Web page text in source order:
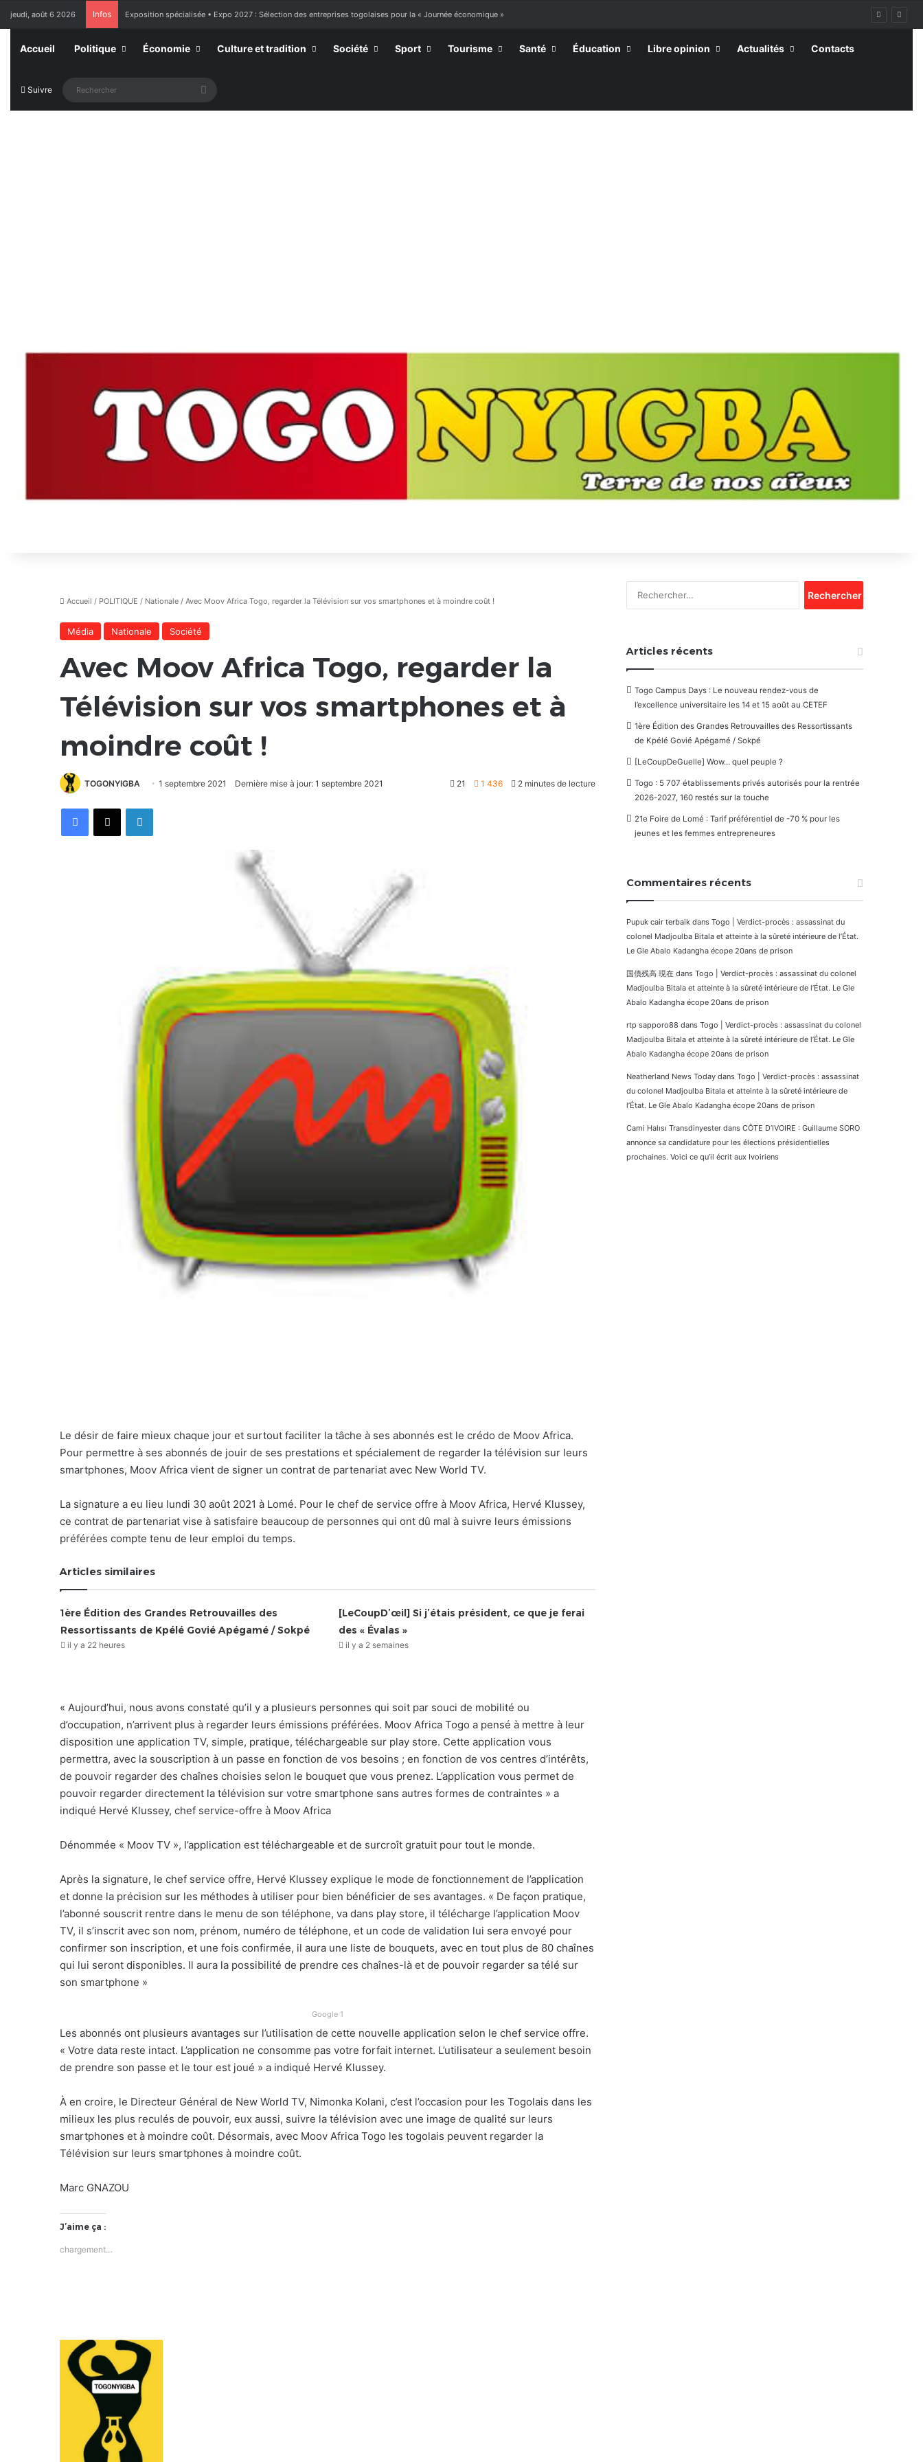
jeudi, août 6 2026 Infos Exposition spécialisée • Expo 2027 : Sélection des entreprises togolaises pour la « Journée économique »
Accueil Politique Économie Culture et tradition Société Sport Tourisme Santé Éducation Libre opinion Actualités Contacts
Suivre Rechercher
Accueil / POLITIQUE / Nationale / Avec Moov Africa Togo, regarder la Télévision sur vos smartphones et à moindre coût !
Média Nationale Société
Avec Moov Africa Togo, regarder la
Télévision sur vos smartphones et à
moindre coût !
TOGONYIGBA 1 septembre 2021 Dernière mise à jour: 1 septembre 2021 21 1 436 2 minutes de lecture
FacebookX Linkedin
Le désir de faire mieux chaque jour et surtout faciliter la tâche à ses abonnés est le crédo de Moov Africa.
Pour permettre à ses abonnés de jouir de ses prestations et spécialement de regarder la télévision sur leurs
smartphones, Moov Africa vient de signer un contrat de partenariat avec New World TV.
La signature a eu lieu lundi 30 août 2021 à Lomé. Pour le chef de service offre à Moov Africa, Hervé Klussey,
ce contrat de partenariat vise à satisfaire beaucoup de personnes qui ont dû mal à suivre leurs émissions
préférées compte tenu de leur emploi du temps.
Articles similaires
1ère Édition des Grandes Retrouvailles des
Ressortissants de Kpélé Govié Apégamé / Sokpé
il y a 22 heures
[LeCoupD’œil] Si j’étais président, ce que je ferai
des « Évalas »
il y a 2 semaines
« Aujourd’hui, nous avons constaté qu’il y a plusieurs personnes qui soit par souci de mobilité ou
d’occupation, n’arrivent plus à regarder leurs émissions préférées. Moov Africa Togo a pensé à mettre à leur
disposition une application TV, simple, pratique, téléchargeable sur play store. Cette application vous
permettra, avec la souscription à un passe en fonction de vos besoins ; en fonction de vos centres d’intérêts,
de pouvoir regarder des chaînes choisies selon le bouquet que vous prenez. L’application vous permet de
pouvoir regarder directement la télévision sur votre smartphone sans autres formes de contraintes » a
indiqué Hervé Klussey, chef service-offre à Moov Africa
Dénommée « Moov TV », l’application est téléchargeable et de surcroît gratuit pour tout le monde.
Après la signature, le chef service offre, Hervé Klussey explique le mode de fonctionnement de l’application
et donne la précision sur les méthodes à utiliser pour bien bénéficier de ses avantages. « De façon pratique,
l’abonné souscrit rentre dans le menu de son téléphone, va dans play store, il télécharge l’application Moov
TV, il s’inscrit avec son nom, prénom, numéro de téléphone, et un code de validation lui sera envoyé pour
confirmer son inscription, et une fois confirmée, il aura une liste de bouquets, avec en tout plus de 80 chaînes
qui lui seront disponibles. Il aura la possibilité de prendre ces chaînes-là et de pouvoir regarder sa télé sur
son smartphone »
Google 1
Les abonnés ont plusieurs avantages sur l’utilisation de cette nouvelle application selon le chef service offre.
« Votre data reste intact. L’application ne consomme pas votre forfait internet. L’utilisateur a seulement besoin
de prendre son passe et le tour est joué » a indiqué Hervé Klussey.
À en croire, le Directeur Général de New World TV, Nimonka Kolani, c’est l’occasion pour les Togolais dans les
milieux les plus reculés de pouvoir, eux aussi, suivre la télévision avec une image de qualité sur leurs
smartphones et à moindre coût. Désormais, avec Moov Africa Togo les togolais peuvent regarder la
Télévision sur leurs smartphones à moindre coût.
Marc GNAZOU
J’aime ça :
chargement…
Articles récents
Togo Campus Days : Le nouveau rendez-vous de
l’excellence universitaire les 14 et 15 août au CETEF
1ère Édition des Grandes Retrouvailles des Ressortissants
de Kpélé Govié Apégamé / Sokpé
[LeCoupDeGuelle] Wow… quel peuple ?
Togo : 5 707 établissements privés autorisés pour la rentrée
2026-2027, 160 restés sur la touche
21e Foire de Lomé : Tarif préférentiel de -70 % pour les
jeunes et les femmes entrepreneures
Commentaires récents
Pupuk cair terbaik dans Togo | Verdict-procès : assassinat du
colonel Madjoulba Bitala et atteinte à la sûreté intérieure de l’État.
Le Gle Abalo Kadangha écope 20ans de prison
国債残高 現在 dans Togo | Verdict-procès : assassinat du colonel
Madjoulba Bitala et atteinte à la sûreté intérieure de l’État. Le Gle
Abalo Kadangha écope 20ans de prison
rtp sapporo88 dans Togo | Verdict-procès : assassinat du colonel
Madjoulba Bitala et atteinte à la sûreté intérieure de l’État. Le Gle
Abalo Kadangha écope 20ans de prison
Neatherland News Today dans Togo | Verdict-procès : assassinat
du colonel Madjoulba Bitala et atteinte à la sûreté intérieure de
l’État. Le Gle Abalo Kadangha écope 20ans de prison
Cami Halısı Transdinyester dans CÔTE D’IVOIRE : Guillaume SORO
annonce sa candidature pour les élections présidentielles
prochaines. Voici ce qu’il écrit aux Ivoiriens